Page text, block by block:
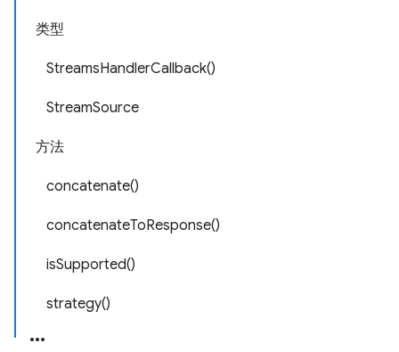
类型
StreamsHandlerCallback()
StreamSource
方法
concatenate()
concatenateToResponse()
isSupported()
strategy()